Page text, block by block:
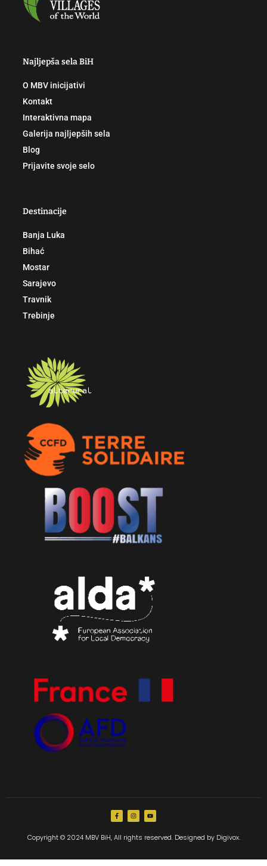
Najljepša sela BiH
O MBV inicijativi
Kontakt
Interaktivna mapa
Galerija najljepših sela
Blog
Prijavite svoje selo
Destinacije
Banja Luka
Bihać
Mostar
Sarajevo
Travnik
Trebinje
Copyright © 2024 MBV BiH, All rights reserved. Designed by Digivox.